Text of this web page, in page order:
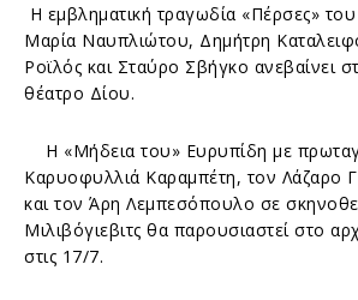
Η εμβληματική τραγωδία «Πέρσες»
Μαρία Ναυπλιώτου, Δημήτρη
Ροϊλός και Σταύρο Σβήγκο ανεβαίνει
θέατρο Δίου.
Η «Μήδεια του» Ευρυπίδη με
Καρυοφυλλιά Καραμπέτη, τον Λάζαρο
και τον Άρη Λεμπεσόπουλο σε
Μιλιβόγιεβιτς θα παρουσιαστεί στο
στις 17/7.